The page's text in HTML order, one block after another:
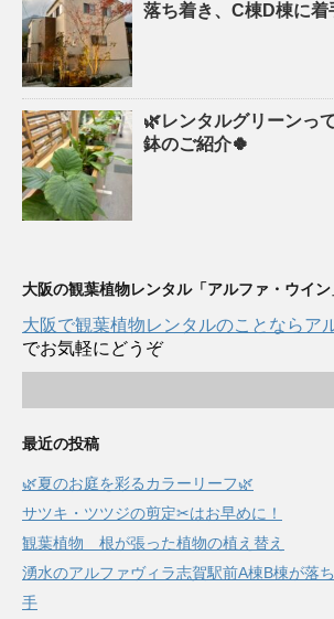
落ち着き、C棟D棟に着
🌿レンタルグリーンっ
鉢のご紹介🍀
大阪の観葉植物レンタル「アルファ・ウイン
大阪で観葉植物レンタルのことならア
でお気軽にどうぞ
最近の投稿
🌿夏のお庭を彩るカラーリーフ🌿
サツキ・ツツジの剪定✂はお早めに！
観葉植物 根が張った植物の植え替え
湧水のアルファヴィラ志賀駅前A棟B棟が落
手